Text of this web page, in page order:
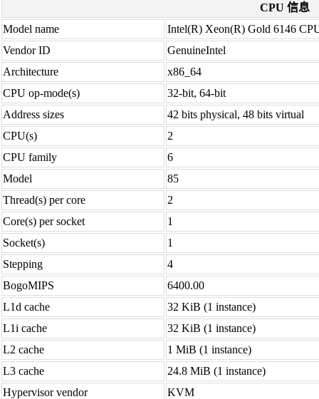
CPU 信息
Model name
Intel(R) Xeon(R) Gold 6146
Vendor ID
GenuineIntel
Architecture
x86_64
CPU op-mode(s)
32-bit, 64-bit
Address sizes
42 bits physical, 48 bits virtual
CPU(s)
2
CPU family
6
Model
85
Thread(s) per core
2
Core(s) per socket
1
Socket(s)
1
Stepping
4
BogoMIPS
6400.00
L1d cache
32 KiB (1 instance)
L1i cache
32 KiB (1 instance)
L2 cache
1 MiB (1 instance)
L3 cache
24.8 MiB (1 instance)
Hypervisor vendor
KVM